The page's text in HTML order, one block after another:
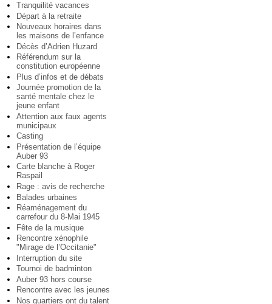
Tranquilité vacances
Départ à la retraite
Nouveaux horaires dans
les maisons de l’enfance
Décès d’Adrien Huzard
Référendum sur la
constitution européenne
Plus d’infos et de débats
Journée promotion de la
santé mentale chez le
jeune enfant
Attention aux faux agents
municipaux
Casting
Présentation de l’équipe
Auber 93
Carte blanche à Roger
Raspail
Rage : avis de recherche
Balades urbaines
Réaménagement du
carrefour du 8-Mai 1945
Fête de la musique
Rencontre xénophile
"Mirage de l’Occitanie"
Interruption du site
Tournoi de badminton
Auber 93 hors course
Rencontre avec les jeunes
Nos quartiers ont du talent